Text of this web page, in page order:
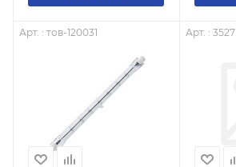
Арт. : тов-120031 Арт. : 3527